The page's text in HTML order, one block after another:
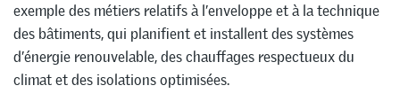
exemple des métiers relatifs à l’enveloppe et à la technique
des bâtiments, qui planifient et installent des systèmes
d’énergie renouvelable, des chauffages respectueux du
climat et des isolations optimisées.